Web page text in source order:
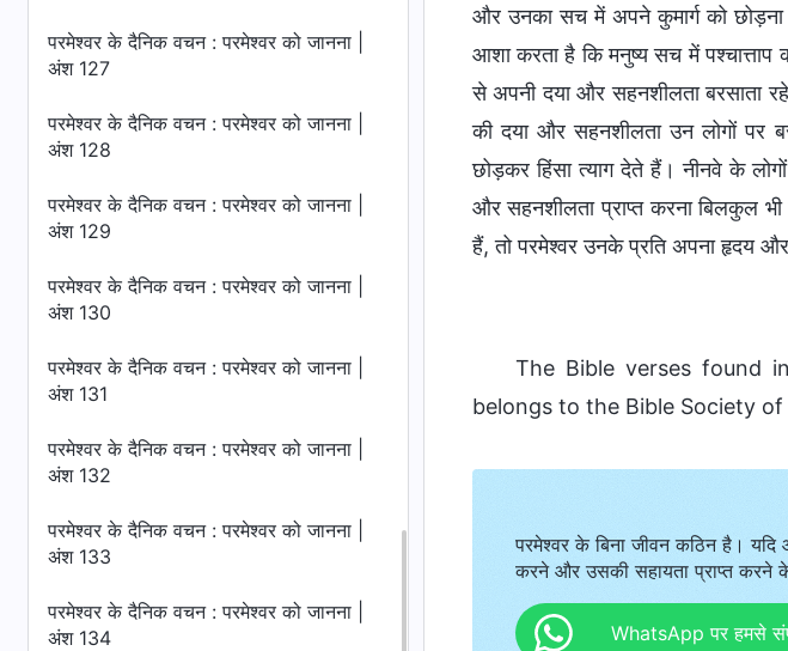
परमेश्वर के दैनिक वचन : परमेश्वर को जानना |
अंश 127
परमेश्वर के दैनिक वचन : परमेश्वर को जानना |
अंश 128
परमेश्वर के दैनिक वचन : परमेश्वर को जानना |
अंश 129
परमेश्वर के दैनिक वचन : परमेश्वर को जानना |
अंश 130
परमेश्वर के दैनिक वचन : परमेश्वर को जानना |
अंश 131
परमेश्वर के दैनिक वचन : परमेश्वर को जानना |
अंश 132
परमेश्वर के दैनिक वचन : परमेश्वर को जानना |
अंश 133
परमेश्वर के दैनिक वचन : परमेश्वर को जानना |
अंश 134
और उनका सच में अपने कुमार्ग को छोड़ना
आशा करता है कि मनुष्य सच में पश्चात्ताप
से अपनी दया और सहनशीलता बरसाता
की दया और सहनशीलता उन लोगों पर
छोड़कर हिंसा त्याग देते हैं। नीनवे के
और सहनशीलता प्राप्त करना बिलकुल भी
हैं, तो परमेश्वर उनके प्रति अपना हृदय
The Bible verses found
belongs to the Bible Society
परमेश्वर के बिना जीवन कठिन है।
करने और उसकी सहायता प्राप्त करने
WhatsApp पर हमसे